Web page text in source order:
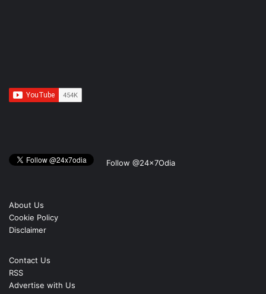
Follow @24x7Odia
About Us
Cookie Policy
Disclaimer
Contact Us
RSS
Advertise with Us